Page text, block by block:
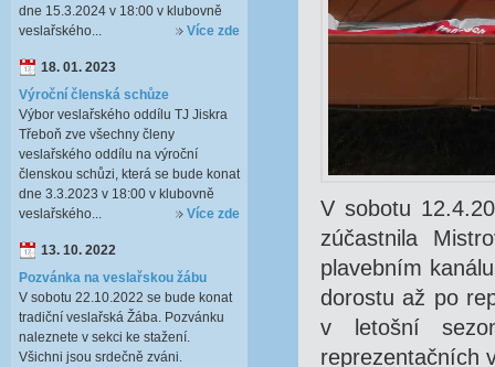
V sobotu
zúčastnila
plavebním
dorostu až po
v letošní
reprezentačních
dne 15.3.2024 v 18:00 v klubovně
veslařského...
Více zde
18. 01. 2023
Výroční členská schůze
Výbor veslařského oddílu TJ Jiskra
Třeboň zve všechny členy
veslařského oddílu na výroční
členskou schůzi, která se bude konat
dne 3.3.2023 v 18:00 v klubovně
veslařského...
Více zde
13. 10. 2022
Pozvánka na veslařskou žábu
V sobotu 22.10.2022 se bude konat
tradiční veslařská Žába. Pozvánku
naleznete v sekci ke stažení.
Všichni jsou srdečně zváni.